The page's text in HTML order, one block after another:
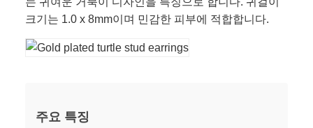
크기는 1.0 x 8mm이며 민감한 피부에 적합합니다.
주요 특징